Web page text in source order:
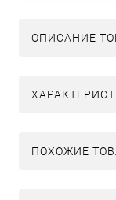
ОПИСАНИЕ
ПОХОЖИЕ